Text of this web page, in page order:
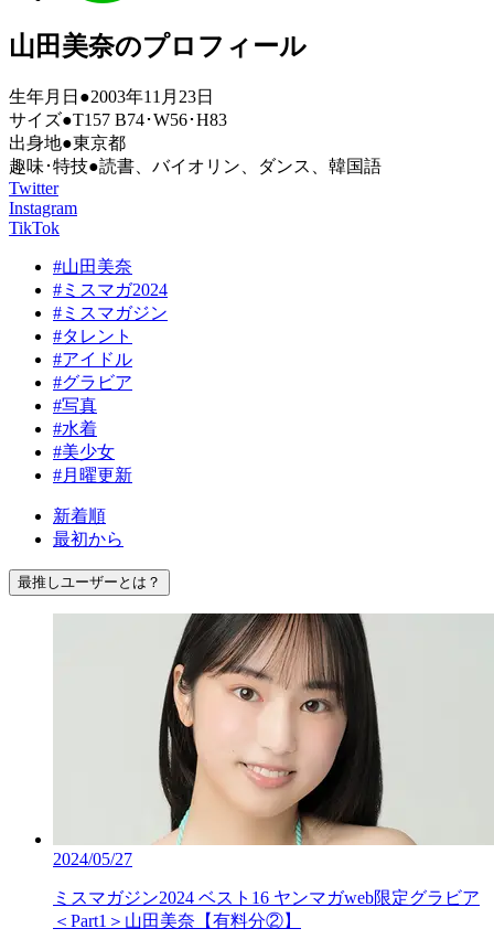
山田美奈のプロフィール
生年月日●2003年11月23日
サイズ●T157 B74･W56･H83
出身地●東京都
趣味･特技●読書、バイオリン、ダンス、韓国語
Twitter
Instagram
TikTok
#山田美奈
#ミスマガ2024
#ミスマガジン
#タレント
#アイドル
#グラビア
#写真
#水着
#美少女
#月曜更新
新着順
最初から
最推しユーザーとは？
2024/05/27
ミスマガジン2024 ベスト16 ヤンマガweb限定グラビア
＜Part1＞山田美奈【有料分②】